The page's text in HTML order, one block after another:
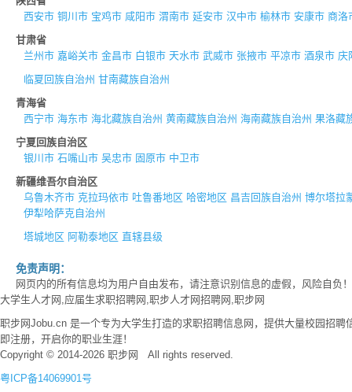
西安市 铜川市 宝鸡市 咸阳市 渭南市 延安市 汉中市 榆林市 安康市 商洛
甘肃省
兰州市 嘉峪关市 金昌市 白银市 天水市 武威市 张掖市 平凉市 酒泉市 庆
临夏回族自治州 甘南藏族自治州
青海省
西宁市 海东市 海北藏族自治州 黄南藏族自治州 海南藏族自治州 果洛藏
宁夏回族自治区
银川市 石嘴山市 吴忠市 固原市 中卫市
新疆维吾尔自治区
乌鲁木齐市 克拉玛依市 吐鲁番地区 哈密地区 昌吉回族自治州 博尔塔拉
伊犁哈萨克自治州
塔城地区 阿勒泰地区 直辖县级
免责声明：
网页内的所有信息均为用户自由发布，请注意识别信息的虚假，风险自
大学生人才网,应届生求职招聘网,职步人才网招聘网,职步网
职步网Jobu.cn 是一个专为大学生打造的求职招聘信息网，提供大量校园招
即注册，开启你的职业生涯！
Copyright © 2014-2026 职步网 All rights reserved.
粤ICP备14069901号